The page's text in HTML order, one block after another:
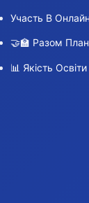
Участь В
🤝🏫 Разом
📊 Якість